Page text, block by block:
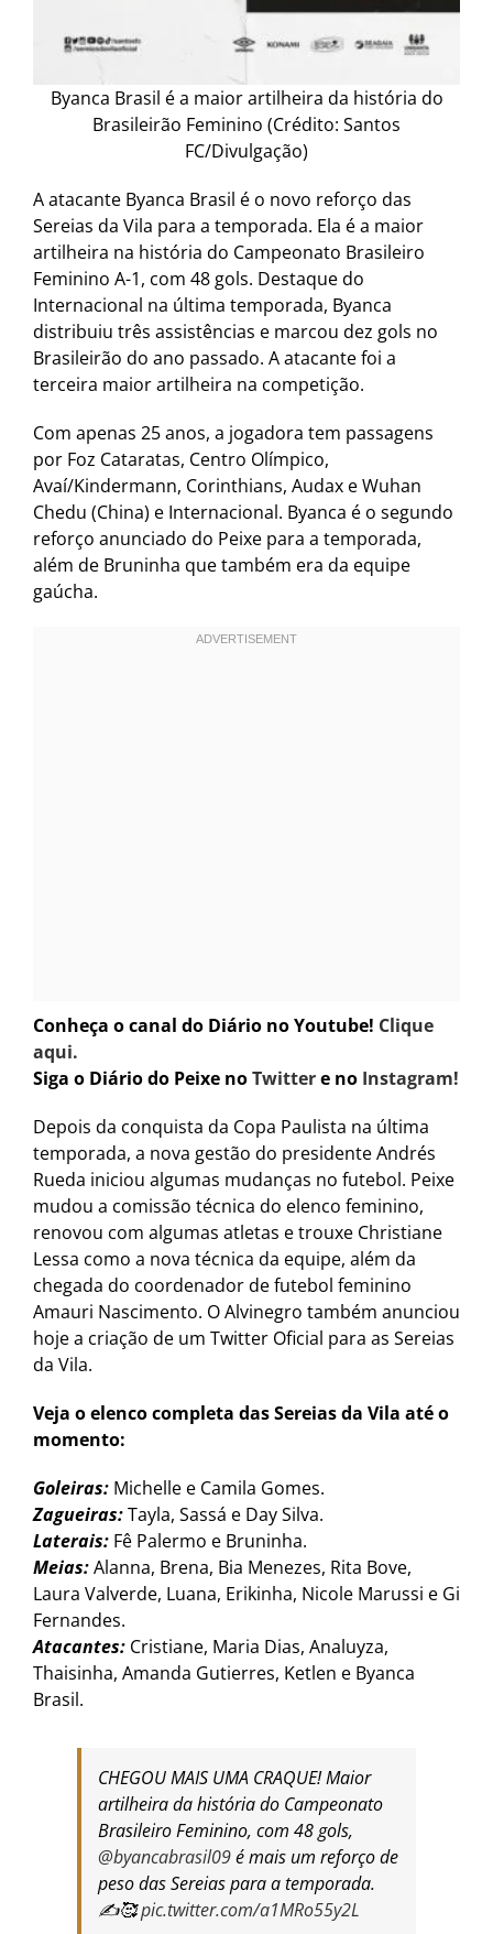
Byanca Brasil é a maior artilheira da história do
Brasileirão Feminino (Crédito: Santos
FC/Divulgação)
A atacante Byanca Brasil é o novo reforço das
Sereias da Vila para a temporada. Ela é a maior
artilheira na história do Campeonato Brasileiro
Feminino A-1, com 48 gols. Destaque do
Internacional na última temporada, Byanca
distribuiu três assistências e marcou dez gols no
Brasileirão do ano passado. A atacante foi a
terceira maior artilheira na competição.
Com apenas 25 anos, a jogadora tem passagens
por Foz Cataratas, Centro Olímpico,
Avaí/Kindermann, Corinthians, Audax e Wuhan
Chedu (China) e Internacional. Byanca é o segundo
reforço anunciado do Peixe para a temporada,
além de Bruninha que também era da equipe
gaúcha.
Conheça o canal do Diário no Youtube! Clique
aqui.
Siga o Diário do Peixe noTwittere no Instagram!
Depois da conquista da Copa Paulista na última
temporada, a nova gestão do presidente Andrés
Rueda iniciou algumas mudanças no futebol. Peixe
mudou a comissão técnica do elenco feminino,
renovou com algumas atletas e trouxe Christiane
Lessa como a nova técnica da equipe, além da
chegada do coordenador de futebol feminino
Amauri Nascimento. O Alvinegro também anunciou
hoje a criação de um Twitter Oficial para as Sereias
da Vila.
Veja o elenco completa das Sereias da Vila até o
momento:
Goleiras: Michelle e Camila Gomes.
Zagueiras:Tayla, Sassá e Day Silva.
Laterais: Fê Palermo e Bruninha.
Meias:Alanna, Brena, Bia Menezes, Rita Bove,
Laura Valverde, Luana, Erikinha, Nicole Marussi e Gi
Fernandes.
Atacantes: Cristiane, Maria Dias, Analuyza,
Thaisinha, Amanda Gutierres, Ketlen e Byanca
Brasil.
CHEGOU MAIS UMA CRAQUE! Maior
artilheira da história do Campeonato
Brasileiro Feminino, com 48 gols,
@byancabrasil09é mais um reforço de
peso das Sereias para a temporada.
✍️🥰pic.twitter.com/a1MRo55y2L